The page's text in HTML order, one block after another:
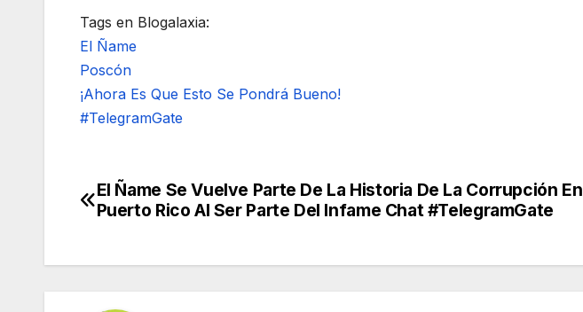
Tags en Blogalaxia:
El Ñame
Poscón
¡Ahora Es Que Esto Se Pondrá Bueno!
#TelegramGate
Navegación
entradas
El Ñame Se Vuelve Parte De La Historia De La Corrupción En
Puerto Rico Al Ser Parte Del Infame Chat #TelegramGate